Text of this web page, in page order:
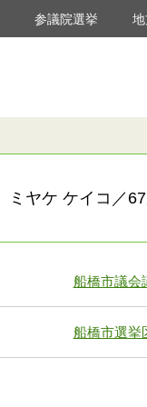
参議院選挙
ミヤケ ケイコ／
船橋市議会
船橋市選挙